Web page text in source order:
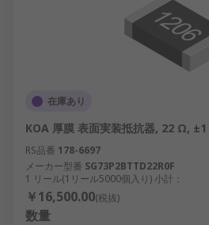
在庫あり
KOA 厚膜 表面実装抵抗器, 22 Ω,
RS品番 178-6697
メーカー型番 SG73P2BTTD22R0F
1 リール(1リール5000個入り) 小計：
￥16,500.00(税抜)
数量